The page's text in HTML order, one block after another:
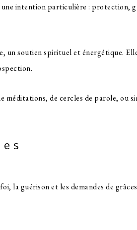
une intention particulière :
un soutien spirituel et énergétique.
de cercles de parole, ou
la guérison et les demandes de